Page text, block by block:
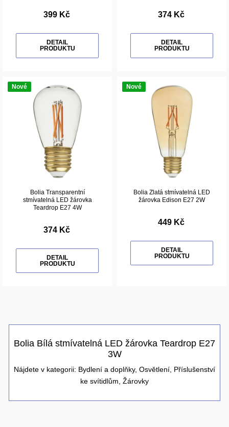
399 Kč
DETAIL
PRODUKTU
374 Kč
DETAIL
PRODUKTU
Nové
Bolia Transparentní
stmívatelná LED žárovka
Teardrop E27 4W
374 Kč
DETAIL
PRODUKTU
Nové
Bolia Zlatá stmívatelná LED
žárovka Edison E27 2W
449 Kč
DETAIL
PRODUKTU
Bolia Bílá stmívatelná LED žárovka Teardrop E27
3W
Nájdete v kategorii: Bydlení a doplňky, Osvětlení Příslušenství
ke svítidlům Žárovky